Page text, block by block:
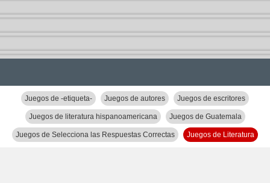
Juegos de -etiqueta- Juegos de autores Juegos de escritores
Juegos de literatura hispanoamericana Juegos de Guatemala
Juegos de Selecciona las Respuestas Correctas Juegos de Literatura